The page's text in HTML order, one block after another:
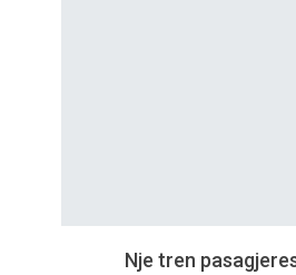
Nje tren